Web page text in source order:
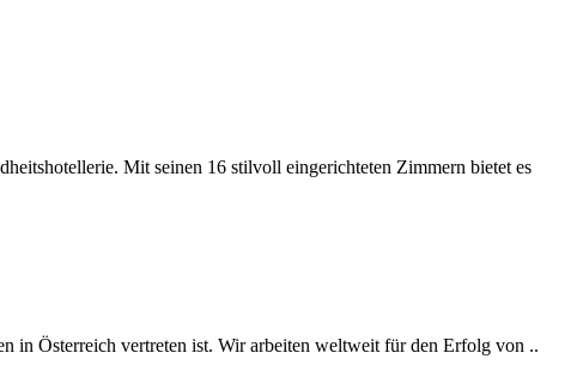
Mit seinen 16 stilvoll eingerichteten Zimmern bietet es
in Österreich vertreten ist. Wir arbeiten weltweit für den Erfolg von ..